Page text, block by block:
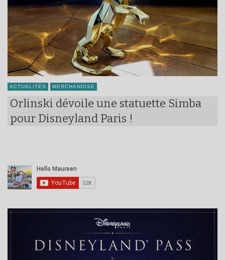
ACTUALITÉS MERCHANDISE
Orlinski dévoile une statuette Simba
pour Disneyland Paris !